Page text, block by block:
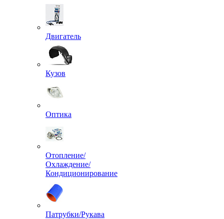
Двигатель
Кузов
Оптика
Отопление/
Охлаждение/
Кондиционирование
Патрубки/Рукава